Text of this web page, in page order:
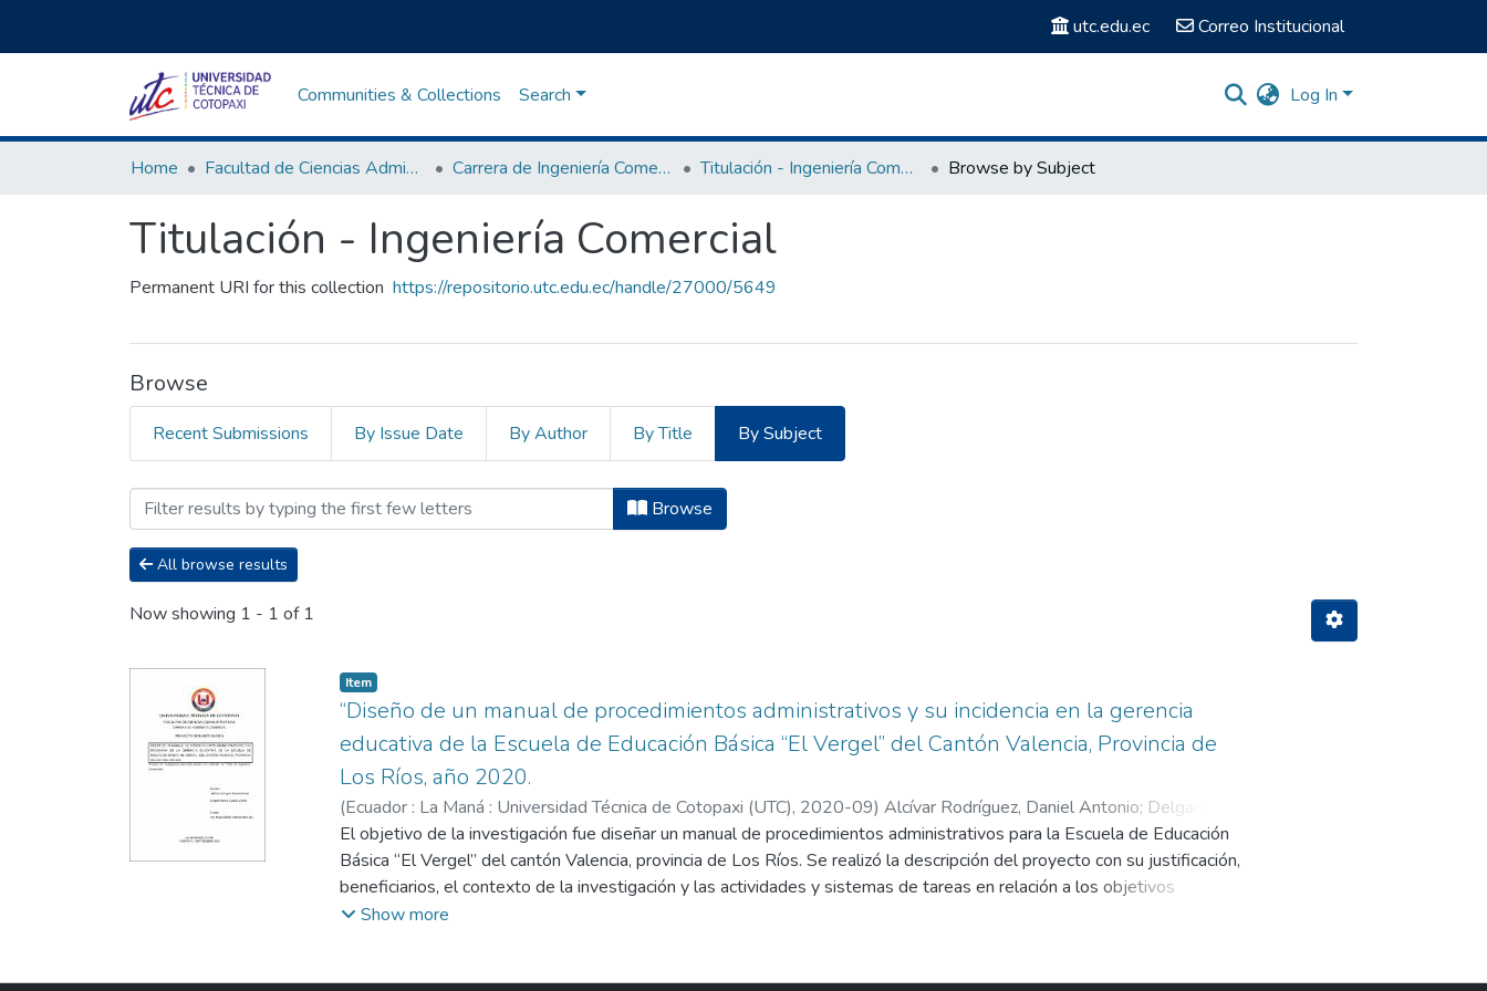
utc.edu.ec Correo Institucional
Communities & Collections Search Log In
Home Facultad de Ciencias Administrativas y Económicas Carrera de Ingeniería Comercial Titulación - Ingeniería Comercial Browse by Subject
Titulación - Ingeniería Comercial
Permanent URI for this collection https://repositorio.utc.edu.ec/handle/27000/5649
Browse
Recent Submissions By Issue Date By Author By Title By Subject
Browsing Titulación - Ingeniería Comercial by Subject "ASMINISTRATIVO"
Browse
All browse results
Now showing 1 - 1 of 1
Item
“Diseño de un manual de procedimientos administrativos y su incidencia en la gerencia
educativa de la Escuela de Educación Básica “El Vergel” del Cantón Valencia, Provincia de
Los Ríos, año 2020.
(Ecuador : La Maná : Universidad Técnica de Cotopaxi (UTC), 2020-09) Alcívar Rodríguez, Daniel Antonio; Delgado
Rivera, Luisiana Lisbeth;Valencia Neto, Mayra Elizeth
El objetivo de la investigación fue diseñar un manual de procedimientos administrativos para la Escuela de Educación
Básica “El Vergel” del cantón Valencia, provincia de Los Ríos. Se realizó la descripción del proyecto con su justificación,
beneficiarios, el contexto de la investigación y las actividades y sistemas de tareas en relación a los objetivos
planteados. La fundamentación científica incluye los antecedentes de la investigación, el marco conceptual de las
Show more